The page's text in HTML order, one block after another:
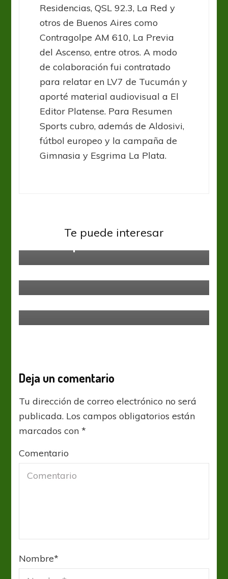
Residencias, QSL 92.3, La Red y
otros de Buenos Aires como
Contragolpe AM 610, La Previa
del Ascenso, entre otros. A modo
de colaboración fui contratado
para relatar en LV7 de Tucumán y
aporté material audiovisual a El
Editor Platense. Para Resumen
Sports cubro, además de Aldosivi,
fútbol europeo y la campaña de
Gimnasia y Esgrima La Plata.
Te puede interesar
Boca Juniors Copa Libertadores River Plate
Deja un comentario
Tu dirección de correo electrónico no será
publicada. Los campos obligatorios están
marcados con*
Comentario
Nombre*